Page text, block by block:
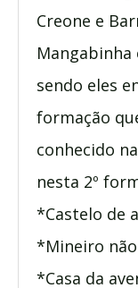
Creone e
sendo eles
formação
conhecido
nesta 2º
*Castelo de
*Mineiro
*Casa da